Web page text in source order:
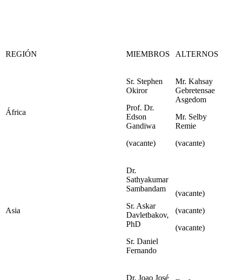
REGIÓN MIEMBROS ALTERNOS
África
Sr. Stephen
Okiror
Prof. Dr.
Edson
Gandiwa
(vacante)
Mr. Kahsay
Gebretensae
Asgedom
Mr. Selby
Remie
(vacante)
Asia
Dr.
Sathyakumar
Sambandam
Sr. Askar
Davletbakov,
PhD
Sr. Daniel
Fernando
(vacante)
(vacante)
(vacante)
Dr. Joao José